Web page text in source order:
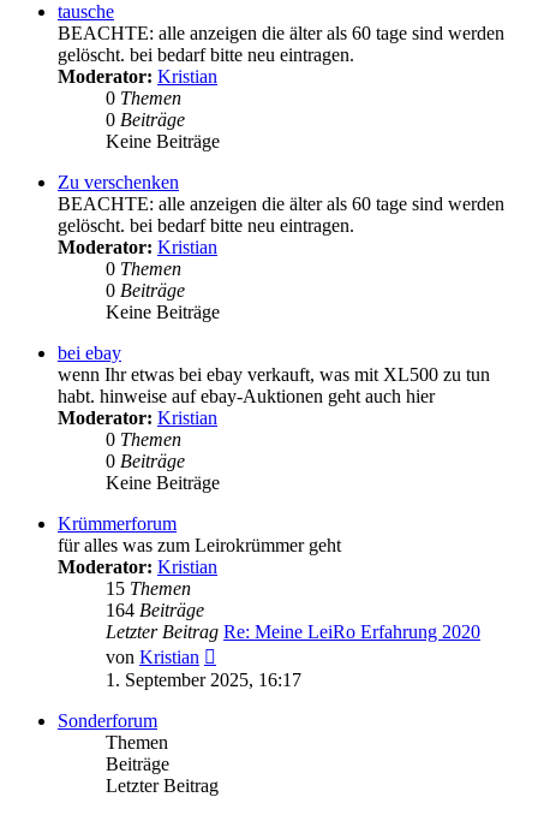
tausche
BEACHTE: alle anzeigen die älter als 60 tage sind werden
gelöscht. bei bedarf bitte neu eintragen.
Moderator: Kristian
0 Themen
0 Beiträge
Keine Beiträge
Zu verschenken
BEACHTE: alle anzeigen die älter als 60 tage sind werden
gelöscht. bei bedarf bitte neu eintragen.
Moderator: Kristian
0 Themen
0 Beiträge
Keine Beiträge
bei ebay
wenn Ihr etwas bei ebay verkauft, was mit XL500 zu tun
habt. hinweise auf ebay-Auktionen geht auch hier
Moderator: Kristian
0 Themen
0 Beiträge
Keine Beiträge
Krümmerforum
für alles was zum Leirokrümmer geht
Moderator: Kristian
15 Themen
164 Beiträge
Letzter Beitrag Re: Meine LeiRo Erfahrung 2020
von Kristian
Beitrag
1. September 2025, 16:17
Sonderforum
Themen
Beiträge
Letzter Beitrag